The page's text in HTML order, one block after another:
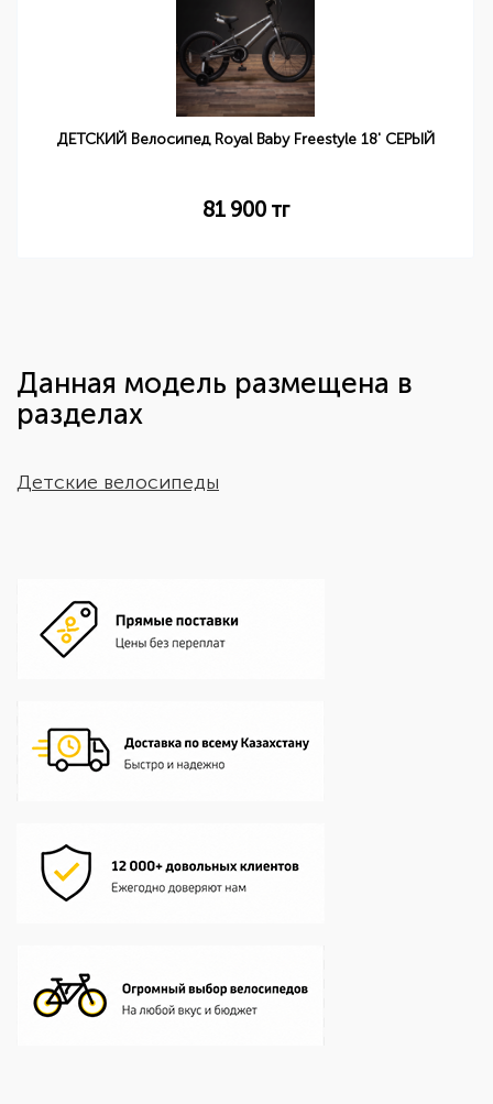
ДЕТСКИЙ Велосипед Royal Baby Freestyle 18' СЕРЫЙ
81 900тг
Данная модель размещена в
разделах
Детские велосипеды